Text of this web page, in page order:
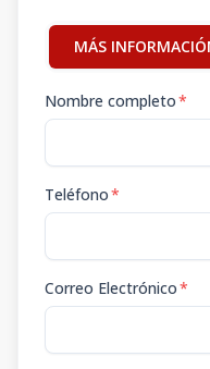
MÁS
Nombre completo*
Teléfono*
Correo Electrónico*